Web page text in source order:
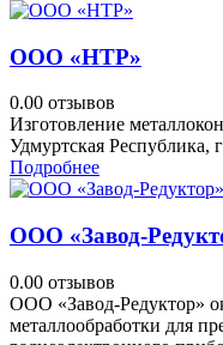
ООО «НТР»
0.00 отзывов
Изготовление
Удмуртская Республика,
Подробнее
ООО «Завод-
0.00 отзывов
ООО «Завод-Редуктор»
металлообработки для